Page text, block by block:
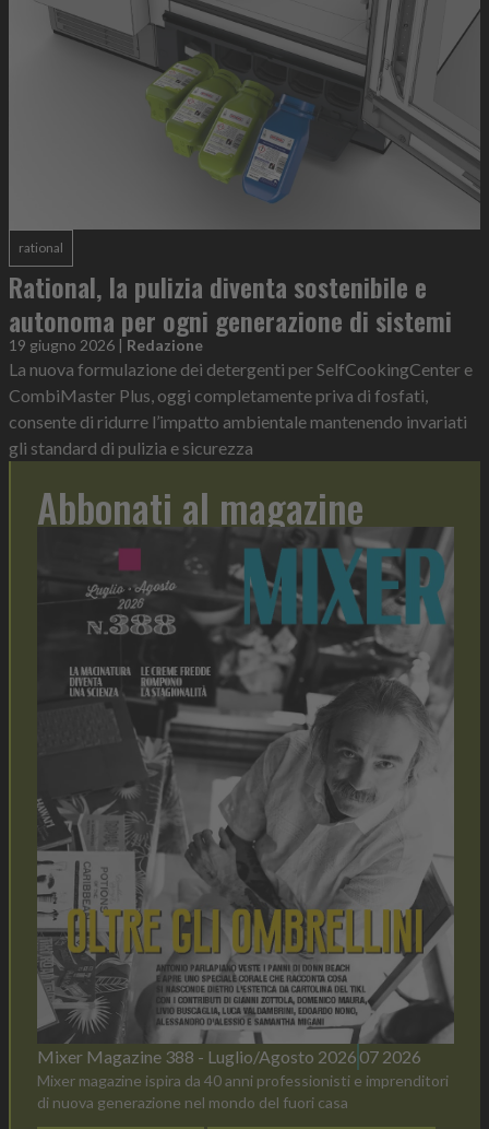
rational
Rational, la pulizia diventa sostenibile e
autonoma per ogni generazione di sistemi
19 giugno 2026 | Redazione
La nuova formulazione dei detergenti per SelfCookingCenter e
CombiMaster Plus, oggi completamente priva di fosfati,
consente di ridurre l’impatto ambientale mantenendo invariati
gli standard di pulizia e sicurezza
Abbonati al magazine
Mixer Magazine 388 - Luglio/Agosto 2026 07 2026
Mixer magazine ispira da 40 anni professionisti e imprenditori
di nuova generazione nel mondo del fuori casa